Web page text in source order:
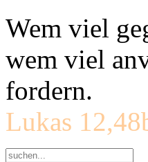
Wem viel
wem viel
fordern.
Lukas